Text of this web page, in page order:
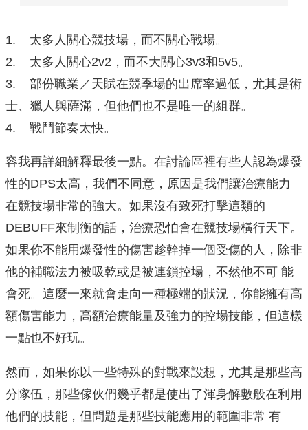
1. 太多人關心競技場，而不關心戰場。
2. 太多人關心2v2，而不大關心3v3和5v5。
3. 部份職業／天賦在競季場的出席率過低，尤其是術
士、獵人與薩滿，但他們也不是唯一的組群。
4. 戰鬥節奏太快。
容我再詳細解釋最後一點。在討論區裡有些人認為爆發
性的DPS太高，我們不同意，原因是我們讓治療能力
在競技場非常的強大。如果沒有致死打擊這類的
DEBUFF來制衡的話，治療恐怕會在競技場橫行天下。
如果你不能用爆發性的傷害趁幹掉一個受傷的人，除非
他的補職法力被吸乾或是被連鎖控場，不然他不可 能
會死。這麼一來就會走向一種極端的狀況，你能擁有高
額傷害能力，高額治療能量及強力的控場技能，但這樣
一點也不好玩。
然而，如果你以一些特殊的對戰來設想，尤其是那些高
分隊伍，那些傢伙們幾乎都是使出了渾身解數般在利用
他們的技能，但問題是那些技能應用的範圍非常 有